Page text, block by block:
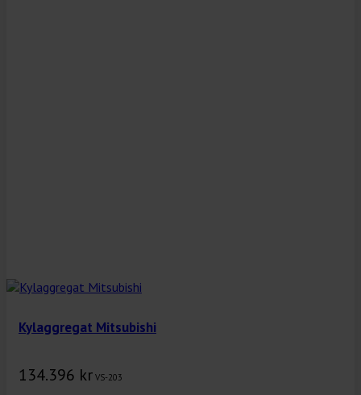
Kylaggregat Mitsubishi
134.396 kr VS-203